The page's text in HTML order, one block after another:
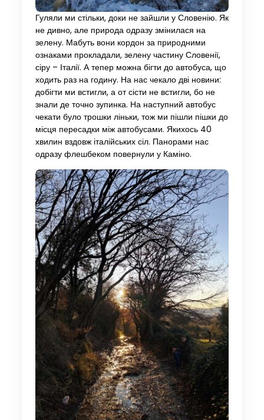
Гуляли ми стільки, доки не зайшли у Словенію. Як
не дивно, але природа одразу змінилася на
зелену. Мабуть вони кордон за природними
ознаками прокладали, зелену частину Словенії,
сіру – Італії. А тепер можна бігти до автобуса, що
ходить раз на годину. На нас чекало дві новини:
добігти ми встигли, а от сісти не встигли, бо не
знали де точно зупинка. На наступний автобус
чекати було трошки ліньки, тож ми пішли пішки до
місця пересадки між автобусами. Якихось 40
хвилин вздовж італійських сіл. Панорами нас
одразу флешбеком повернули у Каміно.